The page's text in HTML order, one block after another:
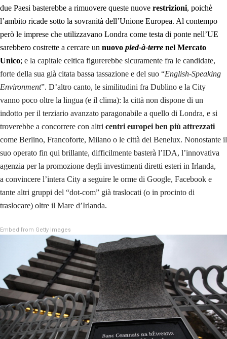
due Paesi basterebbe a rimuovere queste nuove restrizioni, poichè
l’ambito ricade sotto la sovranità dell’Unione Europea. Al contempo
però le imprese che utilizzavano Londra come testa di ponte nell’UE
sarebbero costrette a cercare un nuovo pied-à-terre nel Mercato
Unico; e la capitale celtica figurerebbe sicuramente fra le candidate,
forte della sua già citata bassa tassazione e del suo “English-Speaking
Environment”. D’altro canto, le similitudini fra Dublino e la City
vanno poco oltre la lingua (e il clima): la città non dispone di un
indotto per il terziario avanzato paragonabile a quello di Londra, e si
troverebbe a concorrere con altri centri europei ben più attrezzati
come Berlino, Francoforte, Milano o le città del Benelux. Nonostante il
suo operato fin qui brillante, difficilmente basterà l’IDA, l’innovativa
agenzia per la promozione degli investimenti diretti esteri in Irlanda,
a convincere l’intera City a seguire le orme di Google, Facebook e
tante altri gruppi del “dot-com” già traslocati (o in procinto di
traslocare) oltre il Mare d’Irlanda.
Embed from Getty Images